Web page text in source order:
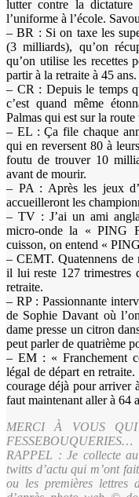
lutter contre la dictature
l’uniforme à l’école.
– BR : Si on taxe les
(3 milliards), qu’on
qu’on utilise les recettes
partir à la retraite à 45
– CR : Depuis le temps
c’est quand même
Palmas qui est sur la
– EL : Ça file chaque
qui en reversent 80 à
foutu de trouver 10
avant de mourir.
– PA : Après les jeux
accueilleront les
– TV : J’ai un ami
micro-onde la « PING
cuisson, on entend «
– CEMT. Quatennens de
il lui reste 127 trimestres
retraite.
– RP : Passionnante
de Sophie Davant où
dame presse un citron
peut parler de quatrième
– EM : « Franchement
légal de départ en
courage déjà pour arriver
faut maintenant aller à
MERCI À VOUS
FESSEBOUQUERIES…
RAPPEL : Je collecte
twitts d’actu qui m’ont
ou les premières lettres